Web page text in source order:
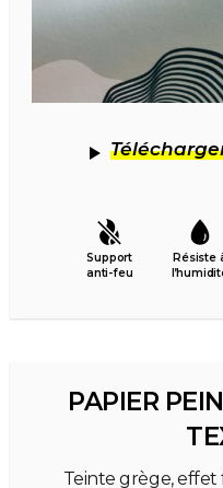
Support
anti-feu
Résiste
PAPIER
Teinte grège,